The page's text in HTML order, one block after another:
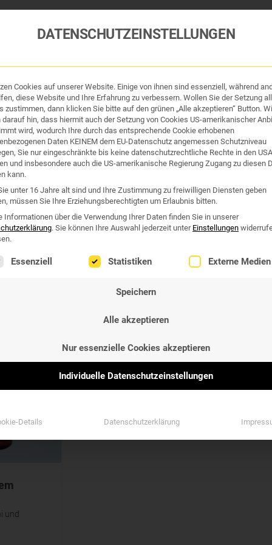
und Hygiene Organe & Organ-Uhr
Westend Online-Shop: Sicher, schnell und 24/7 für Sie da!
Gratisversand ab €50
DURCHBLUTUNG
durchblutung“
ETIKETTEN
ETIKETTEN
und
DATENSCHUTZEINSTELLUNGEN
Cookies auf unserer Website. Einige von ihnen sind essenziell, während
diese Website und Ihre Erfahrung zu verbessern. Wollen Sie der Setzung
zustimmen, dann klicken Sie bitte auf den grünen „Alle akzeptieren“ Button.
hin, dass hiermit auch der Setzung von Cookies US-amerikanischer
wird, wodurch Ihre durch das entsprechende Cookie erhobenen
Daten KEINEM dem EU-Datenschutz angemessen Schutzniveau
Sie nur eingeschränkte bis keine datenschutzrechtliche Rechte in den USA
und insbesondere auch die US-amerikanische Regierung Zugang zu diesen
kann.
unter 16 Jahre alt sind und Ihre Zustimmung zu freiwilligen Diensten geben
müssen Sie Ihre Erziehungsberechtigten um Erlaubnis bitten.
Informationen über die Verwendung Ihrer Daten finden Sie in unserer
. Sie können Ihre Auswahl jederzeit unter Einstellungen
eine Liste der Service-Gruppen, für die eine Einwilligung
Essenziell Statistiken Externe Medien
Speichern
Alle akzeptieren
Nur essenzielle Cookies akzeptieren
Individuelle Datenschutzeinstellungen
Details Datenschutzerklärung